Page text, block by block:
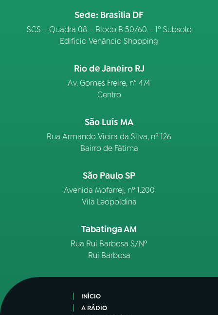
Sede: Brasília DF
SCS – Quadra 08 – Bloco B 50/60 – 1º Subsolo
Edifício Venâncio Shopping
Rio de Janeiro RJ
Av. Gomes Freire, n° 474
Centro
São Luís MA
Rua Armando Vieira da Silva, nº 126
Bairro de Fátima
São Paulo SP
Avenida Mofarrej, nº 1.200
Vila Leopoldina
Tabatinga AM
Rua Rui Barbosa S/Nº
Rui Barbosa
INÍCIO
A RÁDIO